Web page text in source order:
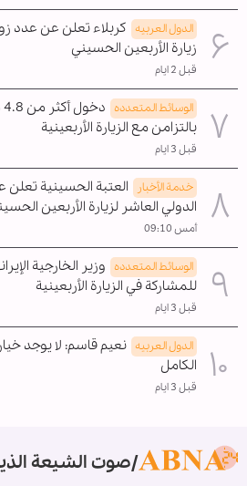
الدول العربیه كربلاء تعلن عن عدد
زيارة الأربعين الحسيني
قبل 2 ايام
الوسائط المتعدده
بالتزامن مع الزيارة الأربعينية
قبل 3 ايام
خدمة الأخبار
العتبة الحسينية تعلن
الدولي العاشر لزيارة الأربعين
أمس 09:10
الوسائط المتعدده وزير الخارجية
للمشاركة في الزيارة الأربعينية
قبل 3 ايام
الدول العربیه نعيم قاسم: لا يوجد
الکامل
قبل 3 ايام
صوت الشيعة